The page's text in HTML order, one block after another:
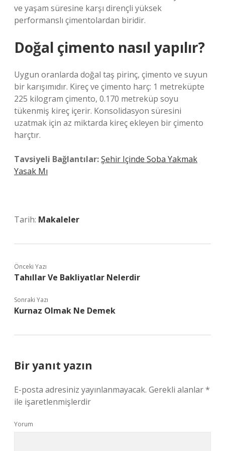
ve yaşam süresine karşı dirençli yüksek
performanslı çimentolardan biridir.
Doğal çimento nasıl yapılır?
Uygun oranlarda doğal taş pirinç, çimento ve suyun
bir karışımıdır. Kireç ve çimento harç: 1 metreküpte
225 kilogram çimento, 0.170 metreküp soyu
tükenmiş kireç içerir. Konsolidasyon süresini
uzatmak için az miktarda kireç ekleyen bir çimento
harçtır.
Tavsiyeli Bağlantılar: Şehir Içinde Soba Yakmak
Yasak Mı
Tarih: Makaleler
Önceki Yazı
Tahıllar Ve Bakliyatlar Nelerdir
Sonraki Yazı
Kurnaz Olmak Ne Demek
Bir yanıt yazın
E-posta adresiniz yayınlanmayacak. Gerekli alanlar*
ile işaretlenmişlerdir
Yorum